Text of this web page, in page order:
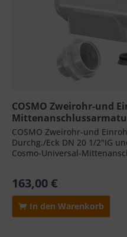
COSMO Zweirohr-und
COSMO Zweirohr-und
Durchg./Eck DN 20 1/2"IG
Cosmo-Universal-
163,00 €
In den Warenkorb